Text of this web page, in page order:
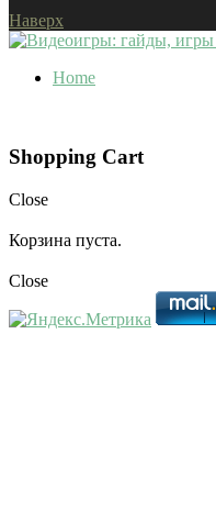
Наверх
Home
Shopping Cart
Close
Корзина пуста.
Close